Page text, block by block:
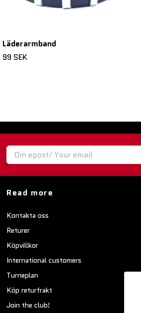
Läderarmband
99 SEK
Read more
Kontakta oss
Returer
Köpvillkor
International customers
Turneplan
Köp returfrakt
Join the club!